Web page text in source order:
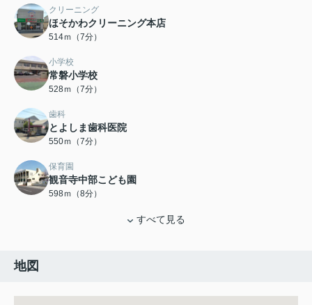
クリーニング
ほそかわクリーニング本店
514ｍ（7分）
小学校
常磐小学校
528ｍ（7分）
歯科
とよしま歯科医院
550ｍ（7分）
保育園
観音寺中部こども園
598ｍ（8分）
すべて見る
地図